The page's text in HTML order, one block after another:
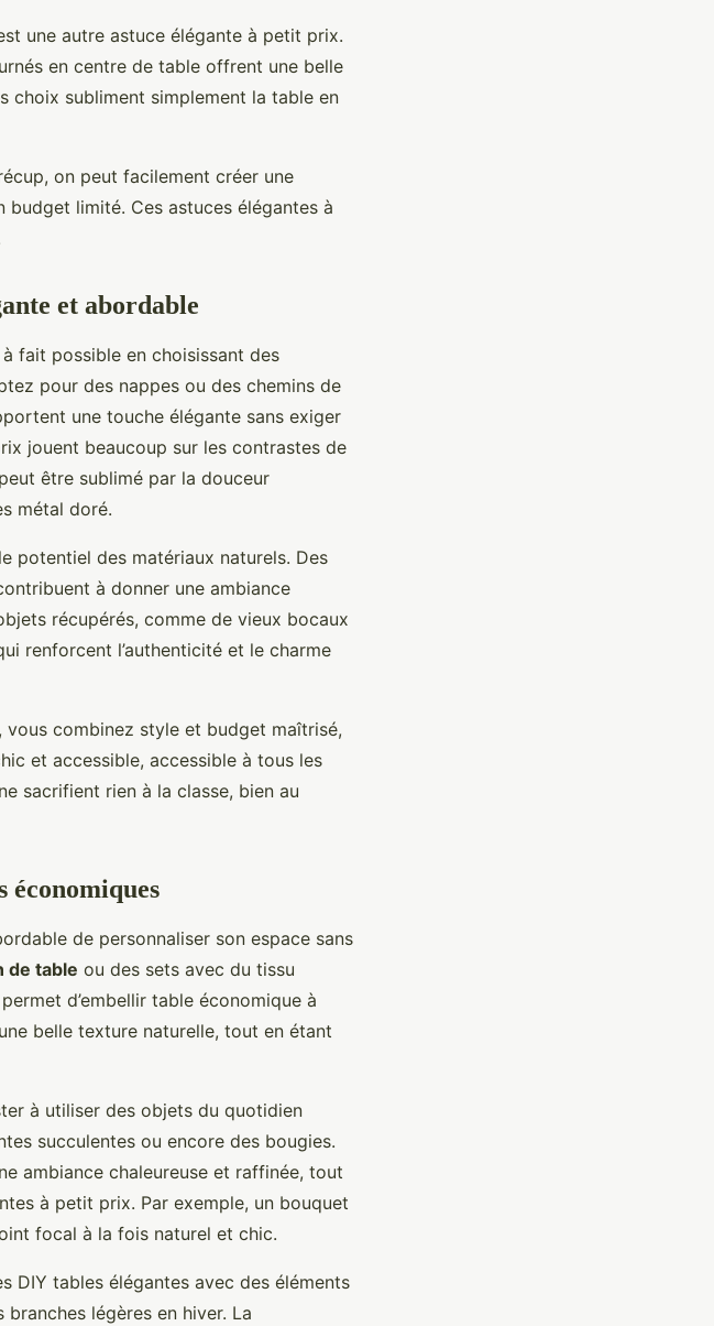
une autre astuce élégante à petit prix.
en centre de table offrent une belle
choix subliment simplement la table en
on peut facilement créer une
limité. Ces astuces élégantes à
et abordable
fait possible en choisissant des
pour des nappes ou des chemins de
une touche élégante sans exiger
jouent beaucoup sur les contrastes de
être sublimé par la douceur
métal doré.
potentiel des matériaux naturels. Des
à donner une ambiance
récupérés, comme de vieux bocaux
renforcent l’authenticité et le charme
combinez style et budget maîtrisé,
et accessible, accessible à tous les
sacrifient rien à la classe, bien au
économiques
de personnaliser son espace sans
de table ou des sets avec du tissu
d’embellir table économique à
belle texture naturelle, tout en étant
à utiliser des objets du quotidien
succulentes ou encore des bougies.
ambiance chaleureuse et raffinée, tout
à petit prix. Par exemple, un bouquet
focal à la fois naturel et chic.
DIY tables élégantes avec des éléments
légères en hiver. La